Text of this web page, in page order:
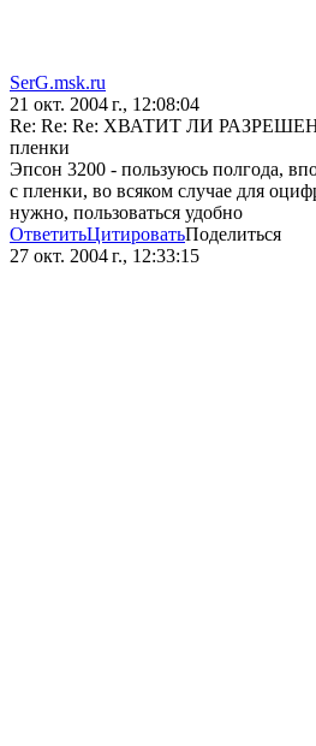
SerG.msk.ru
21 окт. 2004 г., 12:08:04
Re: Re: Re: ХВАТИТ ЛИ
пленки
Эпсон 3200 - пользуюсь полгода,
с пленки, во всяком случае для
нужно, пользоваться удобно
ОтветитьЦитироватьПоделиться
27 окт. 2004 г., 12:33:15